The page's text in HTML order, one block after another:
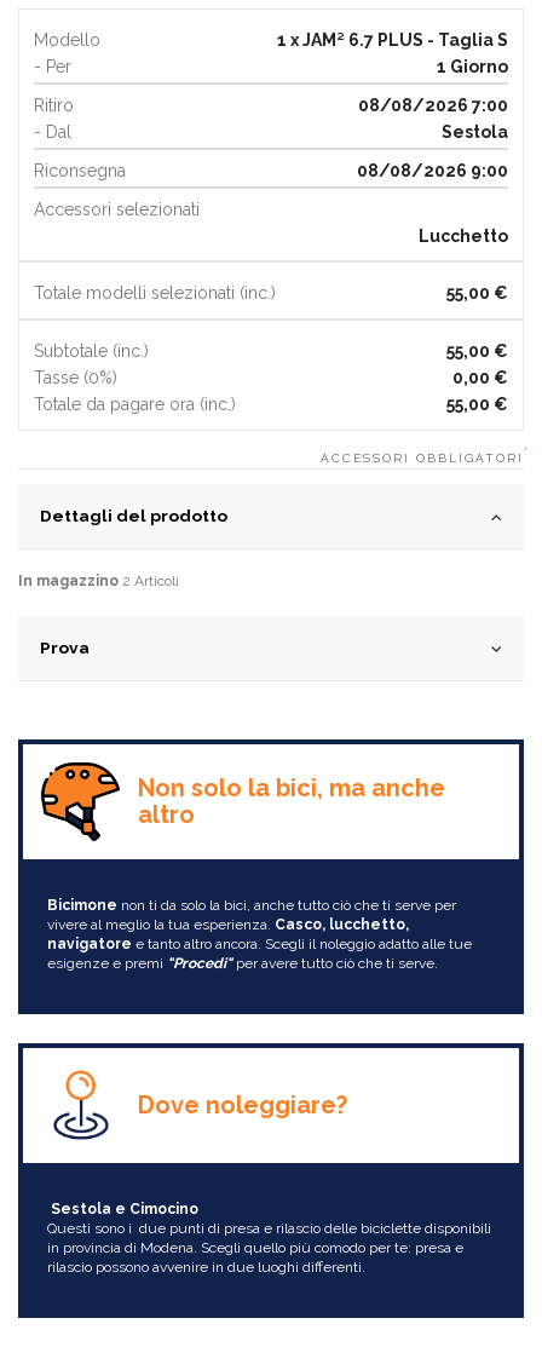
Modello
1 x JAM² 6.7 PLUS - Taglia S
- Per
1 Giorno
Ritiro
08/08/2026 7:00
- Dal
Sestola
Riconsegna
08/08/2026 9:00
Accessori selezionati
Lucchetto
Totale modelli selezionati (inc.) 55,00 €
Subtotale (inc.)
55,00 €
Tasse (0%)
0,00 €
Totale da pagare ora (inc.)
55,00 €
ACCESSORI OBBLIGATORI *
Dettagli del prodotto
In magazzino 2 Articoli
Prova
Non solo la bici, ma anche
altro
Bicimone non ti da solo la bici, anche tutto ciò che ti serve per
vivere al meglio la tua esperienza. Casco, lucchetto,
navigatore e tanto altro ancora. Scegli il noleggio adatto alle tue
esigenze e premi "Procedi"per avere tutto ciò che ti serve.
Dove noleggiare?
Sestola e Cimocino
Questi sono i due punti di presa e rilascio delle biciclette disponibili
in provincia di Modena. Scegli quello più comodo per te: presa e
rilascio possono avvenire in due luoghi differenti.